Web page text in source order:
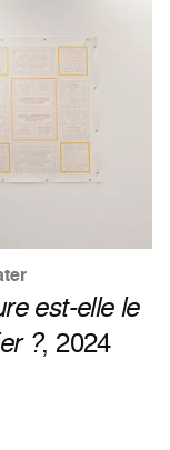
est-elle le
?, 2024